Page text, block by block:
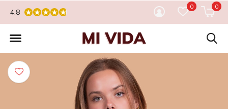
0 0
4.8